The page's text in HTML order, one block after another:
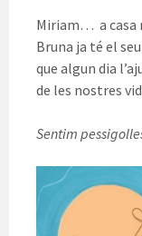
Miriam… a casa
Bruna ja té el
que algun dia
de les nostres
Sentim